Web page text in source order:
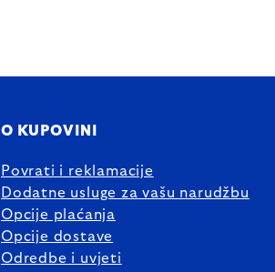
O KUPOVINI
Povrati i reklamacije
Dodatne usluge za vašu narudžbu
Opcije plaćanja
Opcije dostave
Odredbe i uvjeti